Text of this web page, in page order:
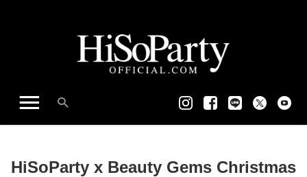
HiSoParty x Beauty Gems Christmas